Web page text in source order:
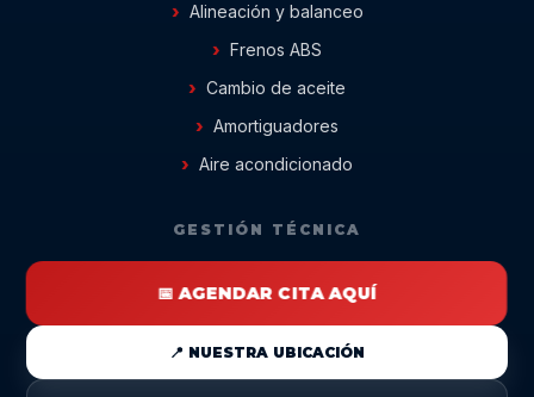
Alineación y balanceo
Frenos ABS
Cambio de aceite
Amortiguadores
Aire acondicionado
GESTIÓN TÉCNICA
📅 AGENDAR CITA AQUÍ
📍 NUESTRA UBICACIÓN